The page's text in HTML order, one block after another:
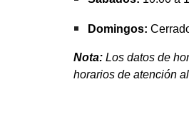
Domingos:
Nota:Los datos de
horarios de atención